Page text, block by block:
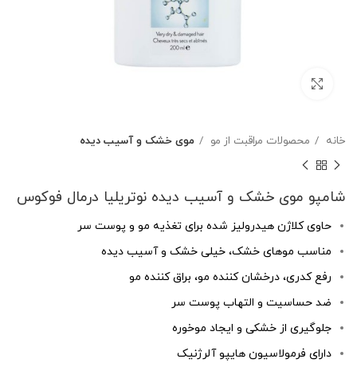
خانه محصولات مراقبت از مو موی خشک و آسیب دیده
شامپو موی خشک و آسیب دیده نوتریلیا درمال فوکوس
حاوی کلاژن هیدرولیز شده برای تغذیه مو و پوست سر
مناسب موهای خشک، خیلی خشک و آسیب دیده
رفع کدری، درخشان کننده مو، براق کننده مو
ضد حساسیت و التهاب پوست سر
جلوگیری از خشکی و ایجاد موخوره
دارای فرمولاسیون هایپو آلرژنیک